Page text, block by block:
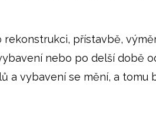
přístavbě,
nebo po delší době
a vybavení se mění, a tomu